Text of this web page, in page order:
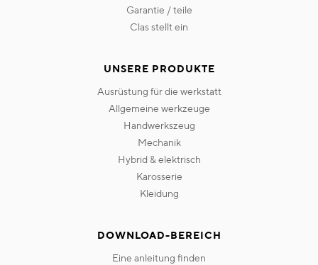
garantie / teile
clas stellt ein
UNSERE PRODUKTE
ausrüstung für die werkstatt
allgemeine werkzeuge
handwerkszeug
mechanik
hybrid & elektrisch
karosserie
kleidung
DOWNLOAD-BEREICH
eine anleitung finden